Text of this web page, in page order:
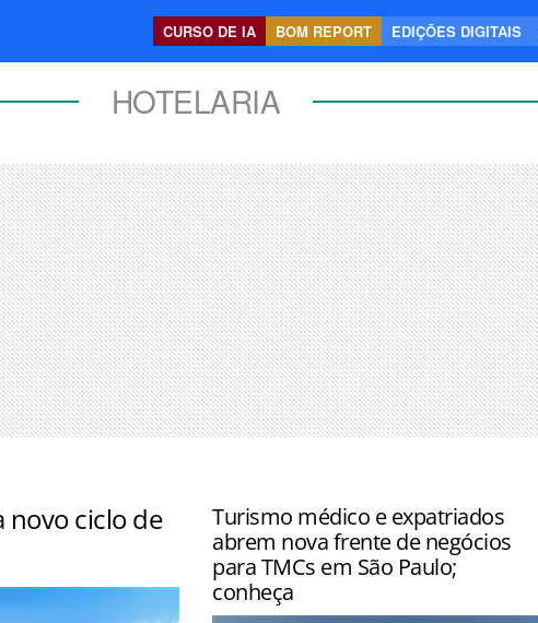
CURSO DE IA BOM REPORT EDIÇÕES DIGITAIS
HOTELARIA
novo ciclo de
do centro
Turismo médico e expatriados
abrem nova frente de negócios
para TMCs em São Paulo;
conheça